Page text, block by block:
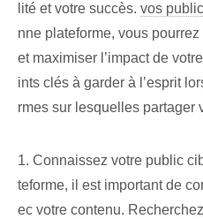
lité et votre succès. vos
nne plateforme, vous
et maximiser l’impact de
ints clés à garder à l’esprit
rmes sur lesquelles partager
1. Connaissez votre public
teforme, il est important de
ec votre contenu.